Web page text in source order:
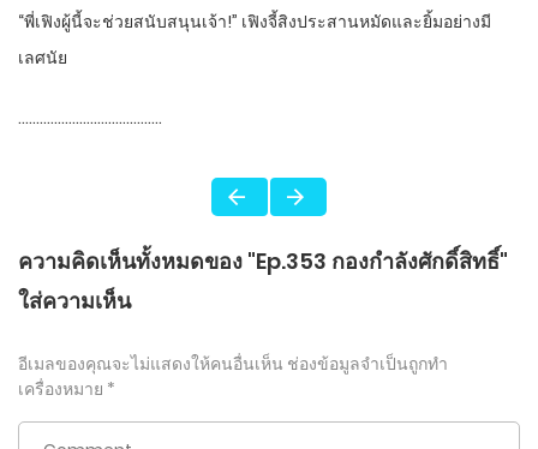
“พี่เฟิงผู้นี้จะช่วยสนับสนุนเจ้า!” เฟิงจี้สิงประสานหมัดและยิ้มอย่างมี
เลศนัย
………………………………….
ความคิดเห็นทั้งหมดของ "Ep.353 กองกำลังศักดิ์สิทธิ์"
ใส่ความเห็น
อีเมลของคุณจะไม่แสดงให้คนอื่นเห็น ช่องข้อมูลจำเป็นถูกทำ
เครื่องหมาย *